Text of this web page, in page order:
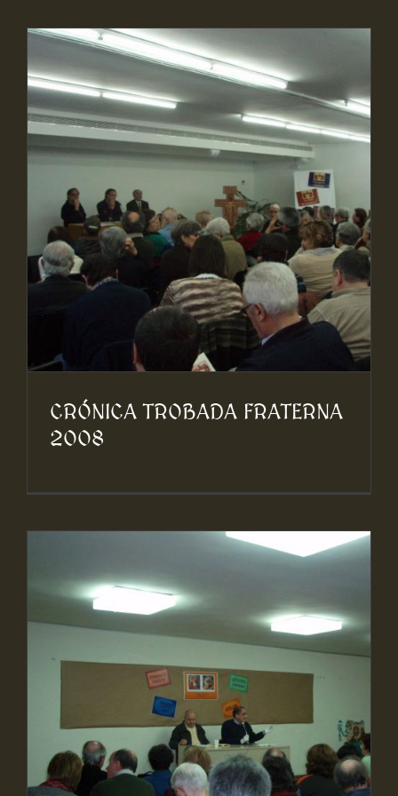
CRÓNICA TROBADA FRATERNA
2008